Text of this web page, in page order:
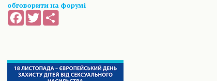
обговорити на форумі
FacebookTwitter